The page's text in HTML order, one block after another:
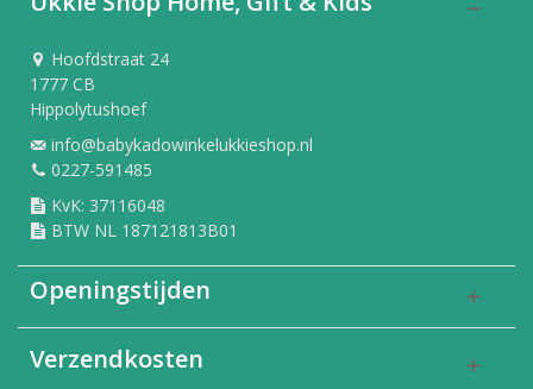
Hoofdstraat 24
1777 CB
Hippolytushoef
info@babykadowinkelukkieshop.nl
0227-591485
KvK: 37116048
BTW NL 187121813B01
Openingstijden
Verzendkosten